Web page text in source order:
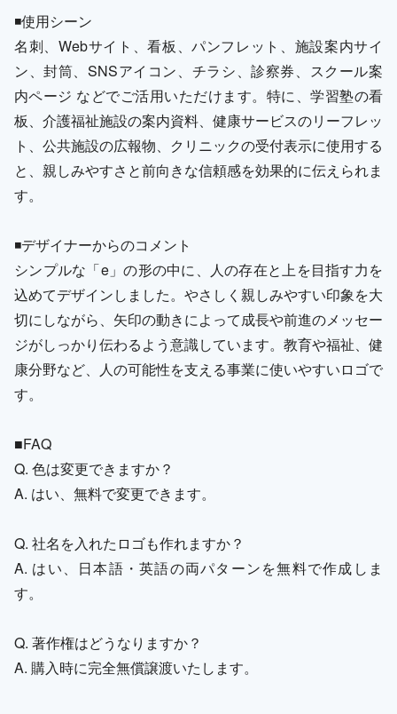
◾️使用シーン
名刺、Webサイト、看板、パンフレット、施設案内サイ
ン、封筒、SNSアイコン、チラシ、診察券、スクール案
内ページ などでご活用いただけます。特に、学習塾の看
板、介護福祉施設の案内資料、健康サービスのリーフレッ
ト、公共施設の広報物、クリニックの受付表示に使用する
と、親しみやすさと前向きな信頼感を効果的に伝えられま
す。
◾️デザイナーからのコメント
シンプルな「e」の形の中に、人の存在と上を目指す力を
込めてデザインしました。やさしく親しみやすい印象を大
切にしながら、矢印の動きによって成長や前進のメッセー
ジがしっかり伝わるよう意識しています。教育や福祉、健
康分野など、人の可能性を支える事業に使いやすいロゴで
す。
■FAQ
Q. 色は変更できますか？
A. はい、無料で変更できます。
Q. 社名を入れたロゴも作れますか？
A. はい、日本語・英語の両パターンを無料で作成しま
す。
Q. 著作権はどうなりますか？
A. 購入時に完全無償譲渡いたします。